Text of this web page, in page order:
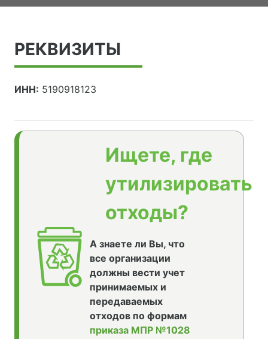
РЕКВИЗИТЫ
ИНН: 5190918123
Ищете, где
утилизировать
отходы?
А знаете ли Вы, что
все организации
должны вести учет
принимаемых и
передаваемых
отходов по формам
приказа МПР №1028